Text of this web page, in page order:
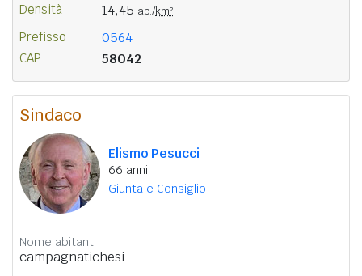
Densità 14,45 ab./km²
Prefisso 0564
CAP 58042
Sindaco
Elismo Pesucci
66 anni
Giunta e Consiglio
Nome abitanti
campagnatichesi